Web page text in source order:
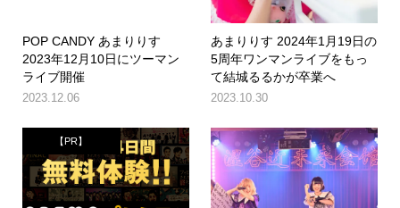
POP CANDY あまりりす
2023年12月10日にツーマン
ライブ開催
2023.12.06
あまりりす 2024年1月19日の
5周年ワンマンライブをもっ
て結城るるかが卒業へ
2023.10.30
【PR】